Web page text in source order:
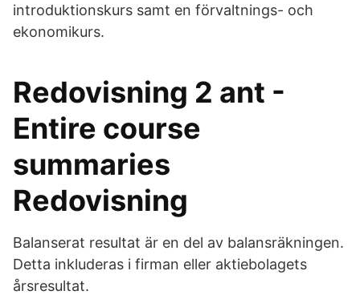
introduktionskurs samt en förvaltnings- och
ekonomikurs.
Redovisning 2 ant -
Entire course
summaries
Redovisning
Balanserat resultat är en del av balansräkningen.
Detta inkluderas i firman eller aktiebolagets
årsresultat.